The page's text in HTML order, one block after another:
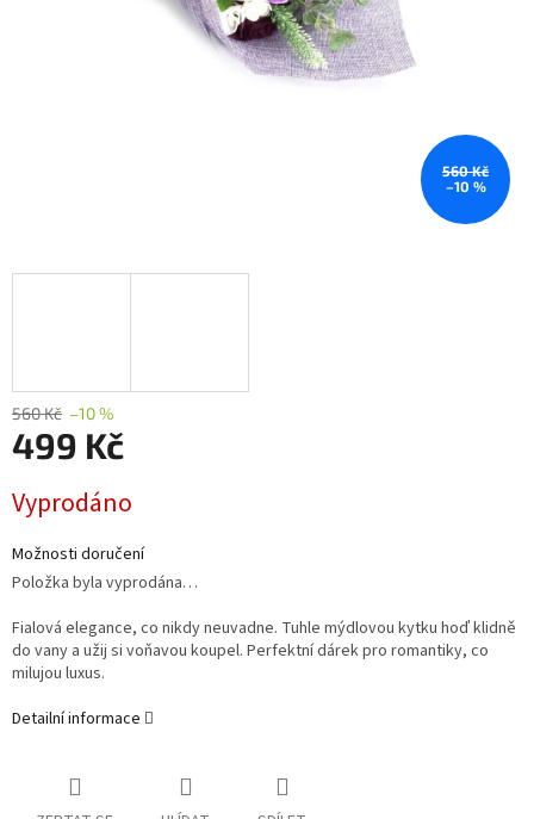
560 Kč
–10 %
560 Kč –10 %
499 Kč
cena:
Vyprodáno
Možnosti doručení
Položka byla vyprodána…
Fialová elegance, co nikdy neuvadne. Tuhle mýdlovou kytku hoď klidně
do vany a užij si voňavou koupel. Perfektní dárek pro romantiky, co
milujou luxus.
Detailní informace